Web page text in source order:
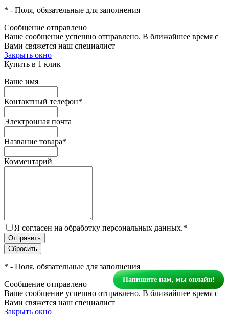
* - Поля, обязательные для заполнения
Сообщение отправлено
Ваше сообщение успешно отправлено. В ближайшее время с
Вами свяжется наш специалист
Закрыть окно
Купить в 1 клик
Ваше имя
Контактный телефон*
Электронная почта
Название товара*
Комментарий
Я согласен на обработку персональных данных.*
* - Поля, обязательные для заполнения
Сообщение отправлено
Ваше сообщение успешно отправлено. В ближайшее время с
Вами свяжется наш специалист
Закрыть окно
Напишите нам, мы онлайн!